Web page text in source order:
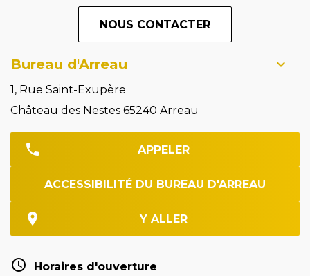
NOUS CONTACTER
Bureau d'Arreau
1, Rue Saint-Exupère
Château des Nestes 65240 Arreau
APPELER
ACCESSIBILITÉ DU BUREAU D'ARREAU
Y ALLER
Horaires d'ouverture